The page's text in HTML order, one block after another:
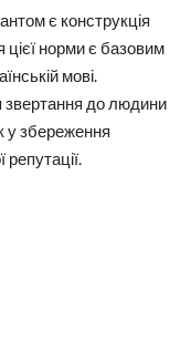
є конструкція
норми є базовим
мові.
звертання до людини
у збереження
репутації.